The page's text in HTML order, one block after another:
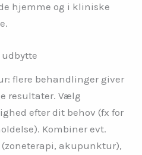
hjemme og i kliniske
udbytte
flere behandlinger giver
resultater. Vælg
efter dit behov (fx for
Kombiner evt.
akupunktur),